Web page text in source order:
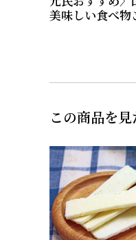
美味しい食べ物
この商品を